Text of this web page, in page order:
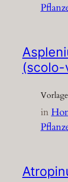
(scolo-
in